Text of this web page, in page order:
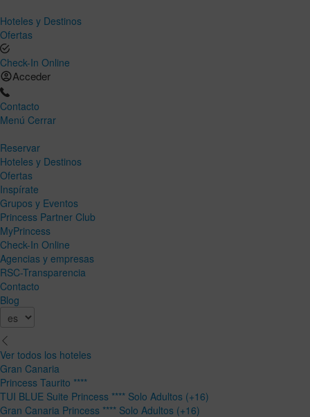
Hoteles y Destinos
Ofertas
Check-In Online
Acceder
Contacto
Menú Cerrar
Reservar
Hoteles y Destinos
Ofertas
Inspírate
Grupos y Eventos
Princess Partner Club
MyPrincess
Check-In Online
Agencias y empresas
RSC-Transparencia
Contacto
Blog
Ver todos los hoteles
Gran Canaria
Princess Taurito ****
TUI BLUE Suite Princess **** Solo Adultos (+16)
Gran Canaria Princess **** Solo Adultos (+16)